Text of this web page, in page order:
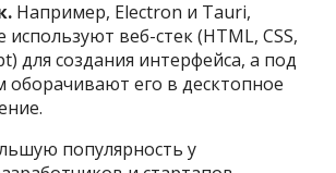
Например, Electron и Tauri,
используют веб-стек (HTML, CSS,
для создания интерфейса, а под
оборачивают его в десктопное
популярность у